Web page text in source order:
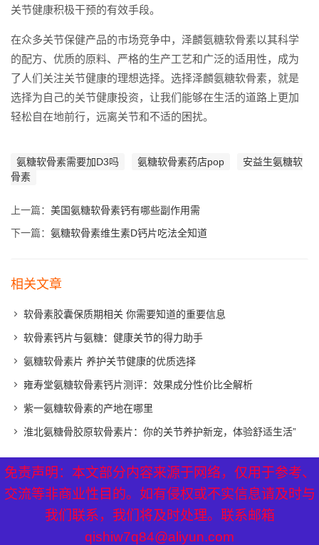
关节健康积极干预的有效手段。
在众多关节保健产品的市场竞争中，泽麟氨糖软骨素以其科学
的配方、优质的原料、严格的生产工艺和广泛的适用性，成为
了人们关注关节健康的理想选择。选择泽麟氨糖软骨素，就是
选择为自己的关节健康投资，让我们能够在生活的道路上更加
轻松自在地前行，远离关节和不适的困扰。
氨糖软骨素需要加D3吗 氨糖软骨素药店pop
安益生氨糖软
骨素
上一篇： 美国氨糖软骨素钙有哪些副作用需
下一篇： 氨糖软骨素维生素D钙片吃法全知道
相关文章
软骨素胶囊保质期相关 你需要知道的重要信息
软骨素钙片与氨糖：健康关节的得力助手
氨糖软骨素片 养护关节健康的优质选择
雍寿堂氨糖软骨素钙片测评：效果成分性价比全解析
紫一氨糖软骨素的产地在哪里
淮北氨糖骨胶原软骨素片：你的关节养护新宠，体验舒适生活”
免责声明：本文部分内容来源于网络，仅用于参考、
交流等非商业性目的。如有侵权或不实信息请及时与
我们联系，我们将及时处理。联系邮箱
qishiw7q84@aliyun.com
XML地图| 网站地图 热点关注
免责声明：本文部分内容来源于网络，仅用于参考、
交流等非商业性目的。如有侵权或不实信息请及时与
我们联系，我们将及时处理。联系邮箱
qishiw7q84@aliyun.com